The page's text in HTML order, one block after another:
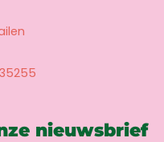
nieuwsbrief